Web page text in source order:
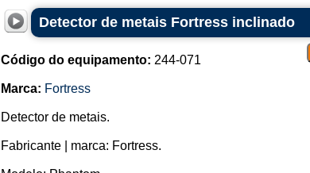
princípios eletromagnéticos.
funciona:
Emissão de sinais magnéticos:
espaço por meio de uma bobina
Detecção da perturbação: O
Detector de metais Fortress inclinado
Código do equipamento: 244-071
Marca: Fortress
Detector de metais.
Fabricante | marca: Fortress.